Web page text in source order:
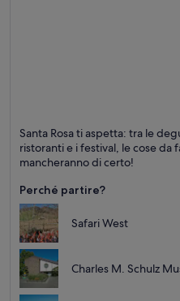
Ristoranti, Shopping e
Santa Rosa ti aspetta: tra le
ristoranti e i festival, le cose da
mancheranno di certo!
Perché partire?
Safari West
Charles M. Schulz